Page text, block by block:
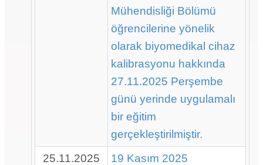
Mühendisliği Bölümü
öğrencilerine yönelik
olarak biyomedikal cihaz
kalibrasyonu hakkında
27.11.2025 Perşembe
günü yerinde uygulamalı
bir eğitim
gerçekleştirilmiştir.
25.11.2025
19 Kasım 2025